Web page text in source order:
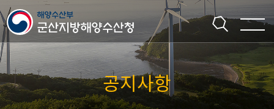
본문 바로가기
주메뉴 바로가기
공지사항